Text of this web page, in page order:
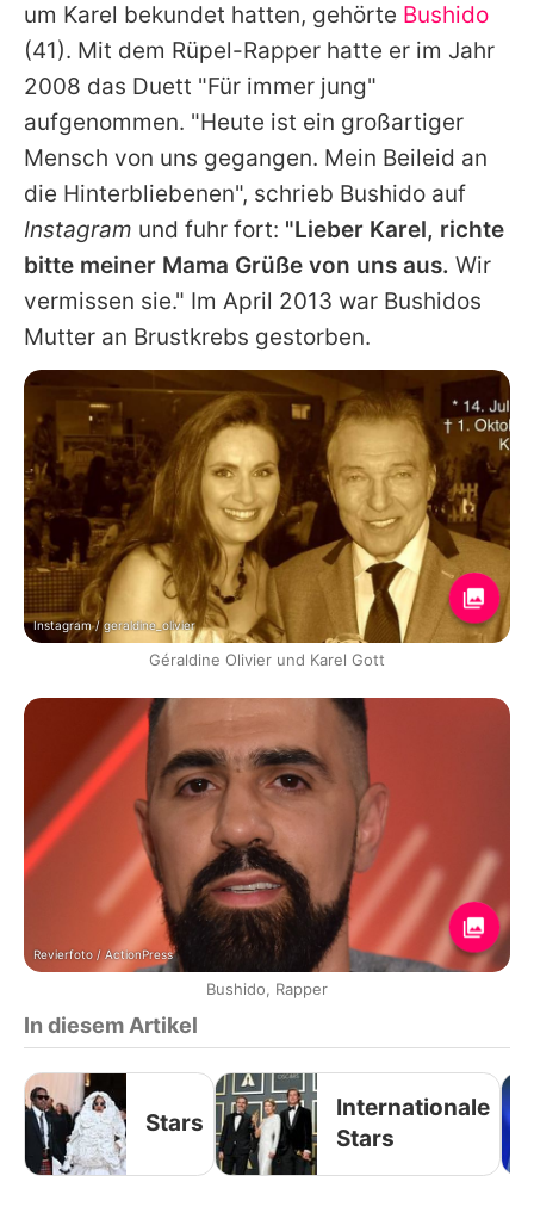
um Karel bekundet hatten, gehörte Bushido
(41). Mit dem Rüpel-Rapper hatte er im Jahr
2008 das Duett "Für immer jung"
aufgenommen. "Heute ist ein großartiger
Mensch von uns gegangen. Mein Beileid an
die Hinterbliebenen", schrieb Bushido auf
Instagram und fuhr fort: "Lieber Karel, richte
bitte meiner Mama Grüße von uns aus. Wir
vermissen sie." Im April 2013 war Bushidos
Mutter an Brustkrebs gestorben.
Instagram / geraldine_olivier
Géraldine Olivier und Karel Gott
Revierfoto / ActionPress
Bushido, Rapper
In diesem Artikel
Stars
Internationale
Stars